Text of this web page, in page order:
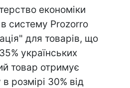
економіки
систему Prozorro
для товарів, що
українських
товар отримує
розмірі 30% від